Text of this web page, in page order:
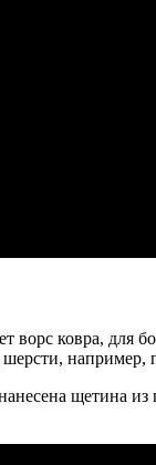
ковра, для
например,
щетина